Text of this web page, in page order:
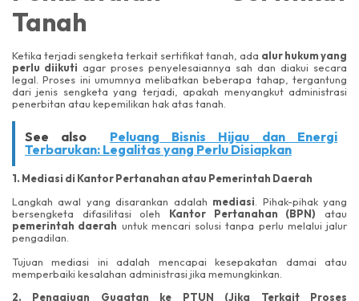
Tanah
Ketika terjadi sengketa terkait sertifikat tanah, ada alur hukum yang
perlu diikuti agar proses penyelesaiannya sah dan diakui secara
legal. Proses ini umumnya melibatkan beberapa tahap, tergantung
dari jenis sengketa yang terjadi, apakah menyangkut administrasi
penerbitan atau kepemilikan hak atas tanah.
See also
Peluang Bisnis Hijau dan Energi
Terbarukan: Legalitas yang Perlu Disiapkan
1. Mediasi di Kantor Pertanahan atau Pemerintah Daerah
Langkah awal yang disarankan adalah mediasi. Pihak-pihak yang
bersengketa difasilitasi oleh Kantor Pertanahan (BPN) atau
pemerintah daerah untuk mencari solusi tanpa perlu melalui jalur
pengadilan.
Tujuan mediasi ini adalah mencapai kesepakatan damai atau
memperbaiki kesalahan administrasi jika memungkinkan.
2. Pengajuan Gugatan ke PTUN (Jika Terkait Proses